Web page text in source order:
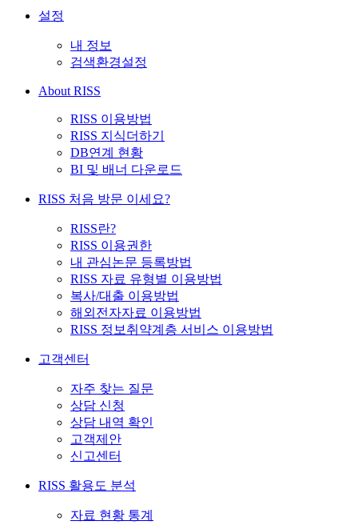
설정
내 정보
검색환경설정
About RISS
RISS 이용방법
RISS 지식더하기
DB연계 현황
BI 및 배너 다운로드
RISS 처음 방문 이세요?
RISS란?
RISS 이용권한
내 관심논문 등록방법
RISS 자료 유형별 이용방법
복사/대출 이용방법
해외전자자료 이용방법
RISS 정보취약계층 서비스 이용방법
고객센터
자주 찾는 질문
상담 신청
상담 내역 확인
고객제안
신고센터
RISS 활용도 분석
자료 현황 통계